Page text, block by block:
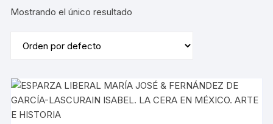
Mostrando el único resultado